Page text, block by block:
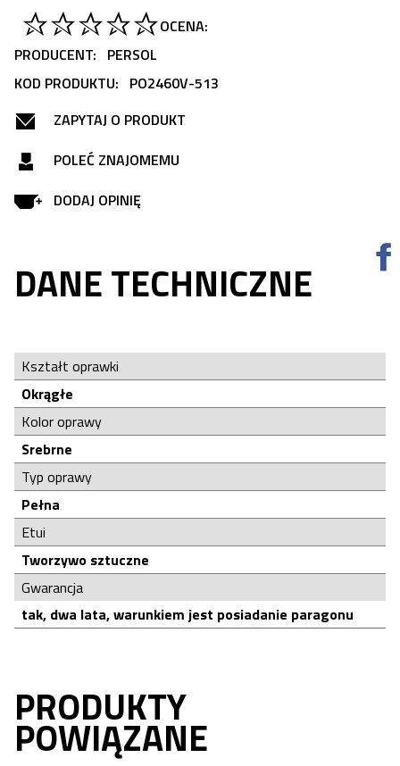
OCENA:
PRODUCENT: PERSOL
KOD PRODUKTU: PO2460V-513
ZAPYTAJ O PRODUKT
POLEĆ ZNAJOMEMU
DODAJ OPINIĘ
DANE TECHNICZNE
Kształt oprawki
Okrągłe
Kolor oprawy
Srebrne
Typ oprawy
Pełna
Etui
Tworzywo sztuczne
Gwarancja
tak, dwa lata, warunkiem jest posiadanie paragonu
PRODUKTY
POWIĄZANE